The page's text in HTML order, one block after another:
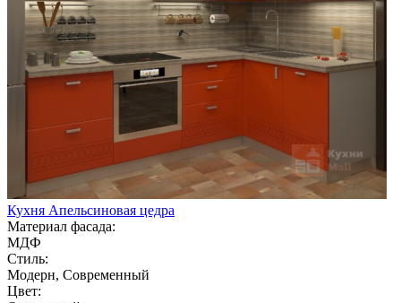
Кухня Апельсиновая цедра
Материал фасада:
МДФ
Стиль:
Модерн, Современный
Цвет: